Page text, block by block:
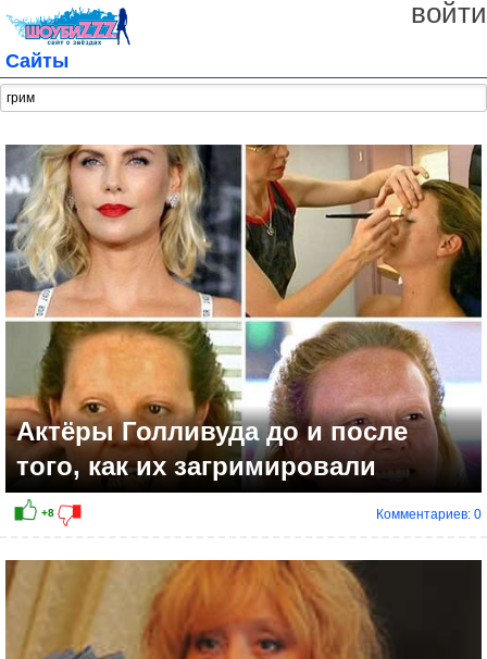
войти
Сайты
Актёры Голливуда до и после
того, как их загримировали
Комментариев: 0